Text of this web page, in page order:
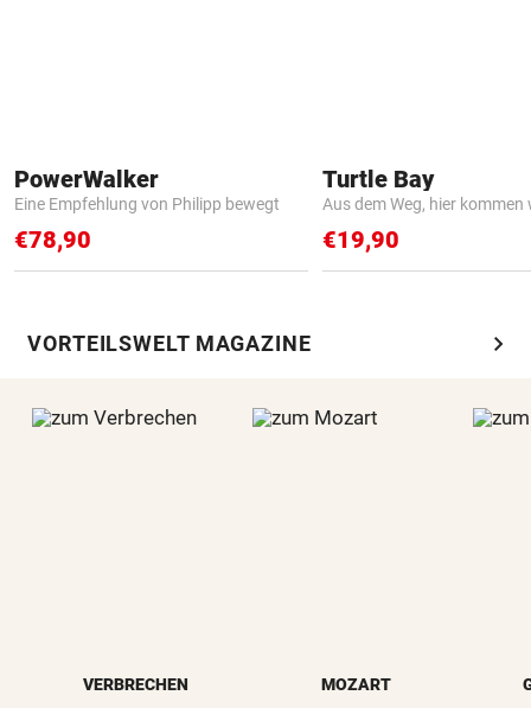
PowerWalker
Eine Empfehlung von Philipp bewegt
€78,90
Turtle Bay
Aus dem Weg, hier kommen
€19,90
VORTEILSWELT MAGAZINE chevron_right
VERBRECHEN MOZART